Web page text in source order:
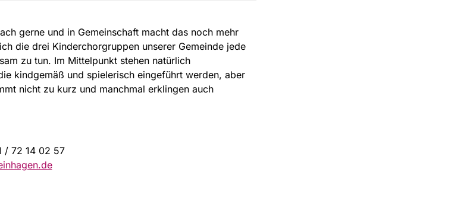
gerne und in Gemeinschaft macht das noch mehr
die drei Kinderchorgruppen unserer Gemeinde jede
zu tun. Im Mittelpunkt stehen natürlich
kindgemäß und spielerisch eingeführt werden, aber
nicht zu kurz und manchmal erklingen auch
/ 72 14 02 57